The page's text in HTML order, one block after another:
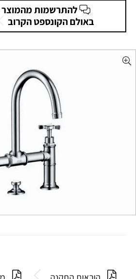
להתרשמות מהמוצר
באולם הקונספט הקרוב